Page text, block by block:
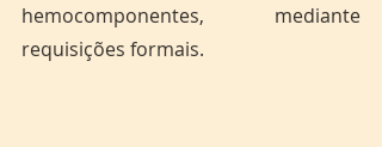
hemocomponentes, mediante
requisições formais.